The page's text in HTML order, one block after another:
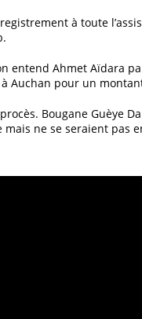
à toute
entend Ahmet Aïdara
Auchan pour un
Bougane Guèye
ne se seraient pas